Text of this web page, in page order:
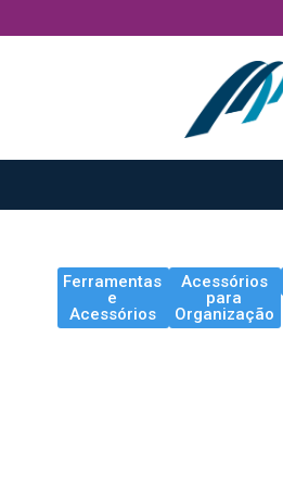
Ferramentas
e
Acessórios
Acessórios
para
Organização